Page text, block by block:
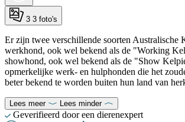
3 3 foto's
Er zijn twee verschillende soorten Australische
werkhond, ook wel bekend als de "Working
showhond, ook wel bekend als de "Show
opmerkelijke werk- en hulphonden die het
beter bekend te worden buiten hun land van
Lees meer Lees minder
Geverifieerd door een dierenexpert